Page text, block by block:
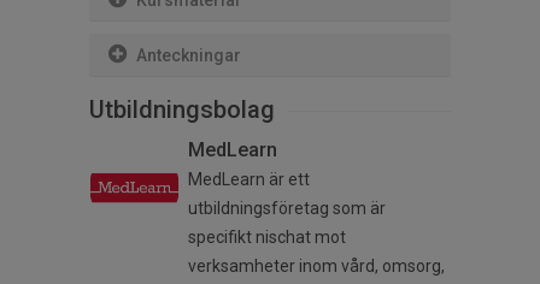
Anteckningar
Utbildningsbolag
MedLearn
MedLearn är ett
utbildningsföretag som är
specifikt nischat mot
verksamheter inom vård, omsorg,